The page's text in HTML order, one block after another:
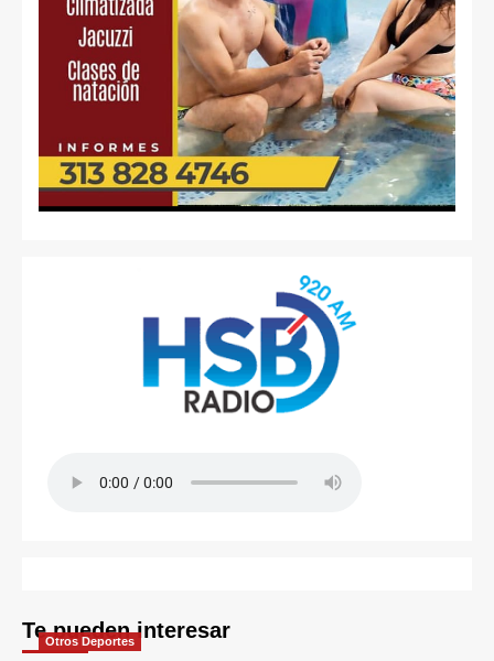
Te pueden interesar
Otros Deportes